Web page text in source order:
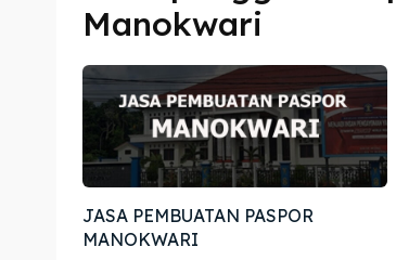
Manokwari
JASA PEMBUATAN PASPOR
MANOKWARI